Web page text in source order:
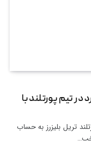
در تیم پورتلند با
تریل بلیزرز به حساب